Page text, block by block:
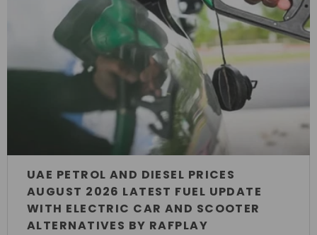
UAE PETROL AND DIESEL PRICES
AUGUST 2026 LATEST FUEL UPDATE
WITH ELECTRIC CAR AND SCOOTER
ALTERNATIVES BY RAFPLAY